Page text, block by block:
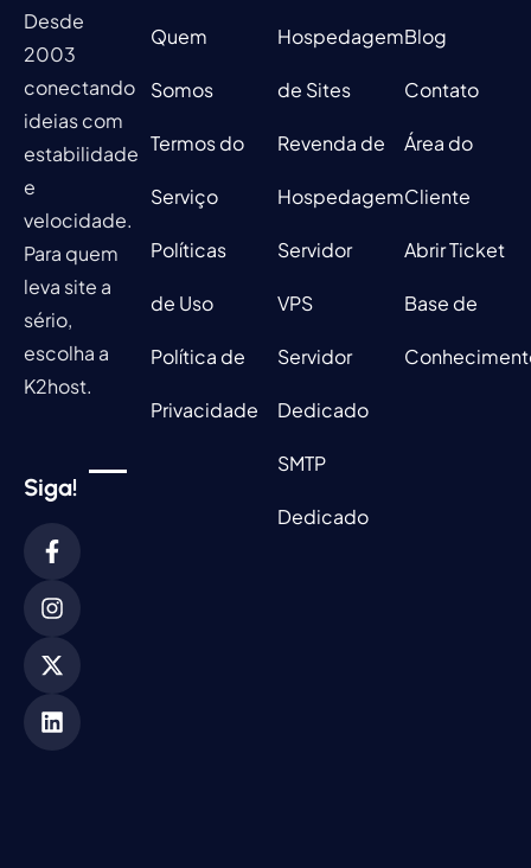
Desde
2003
conectando
ideias com
estabilidade
e
velocidade.
Para quem
leva site a
sério,
escolha a
K2host.
Siga!
Quem
Somos
Termos do
Serviço
Políticas
de Uso
Política de
Privacidade
Hospedagem
de Sites
Revenda de
Hospedagem
Servidor
VPS
Servidor
Dedicado
SMTP
Dedicado
Blog
Contato
Área do
Cliente
Abrir Ticket
Base de